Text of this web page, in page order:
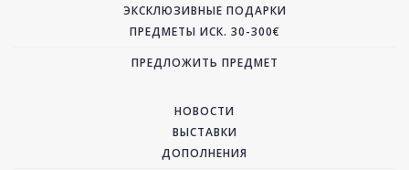
ЭКСКЛЮЗИВНЫЕ ПОДАРКИ
ПРЕДМЕТЫ ИСК. 30-300€
ПРЕДЛОЖИТЬ ПРЕДМЕТ
НОВОСТИ
ВЫСТАВКИ
ДОПОЛНЕНИЯ